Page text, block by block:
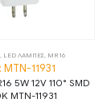
, LED ΛΑΜΠΕΣ, MR16
MTN-11931
5W 12V 110° SMD
MTN-11931